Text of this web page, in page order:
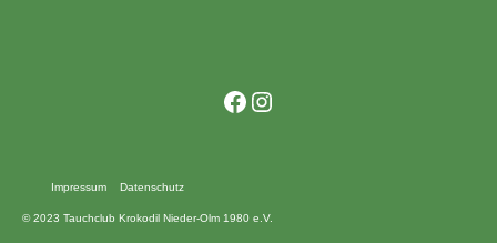
Facebook
Instagram
Impressum Datenschutz
© 2023 Tauchclub Krokodil Nieder-Olm 1980 e.V.